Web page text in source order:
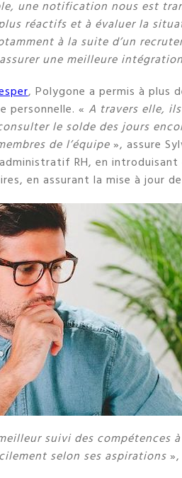
une notification nous est
réactifs et à évaluer la
à la suite d’un
une meilleure intégration
, Polygone a permis à plus
personnelle. « A travers elle,
le solde des jours
de l’équipe », assure
RH, en
en assurant la mise à jour
suivi des compétences
selon ses aspirations